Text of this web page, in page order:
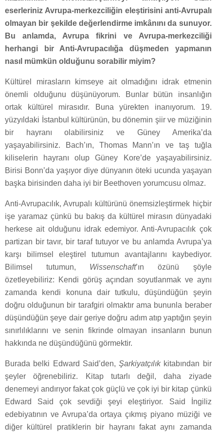
eserleriniz Avrupa-merkezciliğin eleştirisini anti-Avrupalı
olmayan bir şekilde değerlendirme imkânını da sunuyor.
Bu anlamda, Avrupa fikrini ve Avrupa-merkezciliği
herhangi bir Anti-Avrupacılığa düşmeden yapmanın
nasıl mümkün olduğunu sorabilir miyim?
Kültürel mirasların kimseye ait olmadığını idrak etmenin
önemli olduğunu düşünüyorum. Bunlar bütün insanlığın
ortak kültürel mirasıdır. Buna yürekten inanıyorum. 19.
yüzyıldaki İstanbul kültürünün, bu dönemin şiir ve müziğinin
bir hayranı olabilirsiniz ve Güney Amerika’da
yaşayabilirsiniz. Bach’ın, Thomas Mann’ın ve taş tuğla
kiliselerin hayranı olup Güney Kore’de yaşayabilirsiniz.
Birisi Bonn’da yaşıyor diye dünyanın öteki ucunda yaşayan
başka birisinden daha iyi bir Beethoven yorumcusu olmaz.
Anti-Avrupacılık, Avrupalı kültürünü önemsizleştirmek hiçbir
işe yaramaz çünkü bu bakış da kültürel mirasın dünyadaki
herkese ait olduğunu idrak edemiyor. Anti-Avrupacılık çok
partizan bir tavır, bir taraf tutuyor ve bu anlamda Avrupa’ya
karşı bilimsel eleştirel tutumun avantajlarını kaybediyor.
Bilimsel tutumun, Wissenschaft’ın özünü şöyle
özetleyebiliriz: Kendi görüş açından soyutlanmak ve aynı
zamanda kendi konuna dair tutkulu, düşündüğün şeyin
doğru olduğunun bir tarafgiri olmaktır ama bununla beraber
düşündüğün şeye dair geriye doğru adım atıp yaptığın şeyin
sınırlılıklarını ve senin fikrinde olmayan insanların bunun
hakkında ne düşündüğünü görmektir.
Burada belki Edward Said’den,Şarkiyatçılıkkitabından bir
şeyler öğrenebiliriz. Kitap tutarlı değil, daha ziyade
denemeyi andırıyor fakat çok güçlü ve çok iyi bir kitap çünkü
Edward Said çok sevdiği şeyi eleştiriyor. Said İngiliz
edebiyatının ve Avrupa’da ortaya çıkmış piyano müziği ve
diğer kültürel pratiklerin bir hayranı fakat aynı zamanda